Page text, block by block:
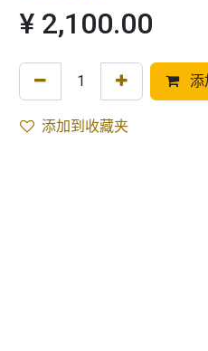
¥ 2,100.00
添
添加到收藏夹